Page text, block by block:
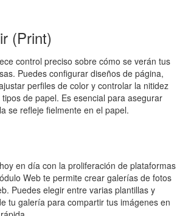
(Print)
control preciso sobre cómo se verán tus
Puedes configurar diseños de página,
perfiles de color y controlar la nitidez
de papel. Es esencial para asegurar
se refleje fielmente en el papel.
en día con la proliferación de plataformas
Web te permite crear galerías de fotos
Puedes elegir entre varias plantillas y
tu galería para compartir tus imágenes en